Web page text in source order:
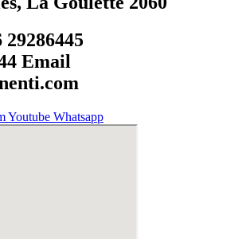
29286445
Email
Youtube Whatsapp